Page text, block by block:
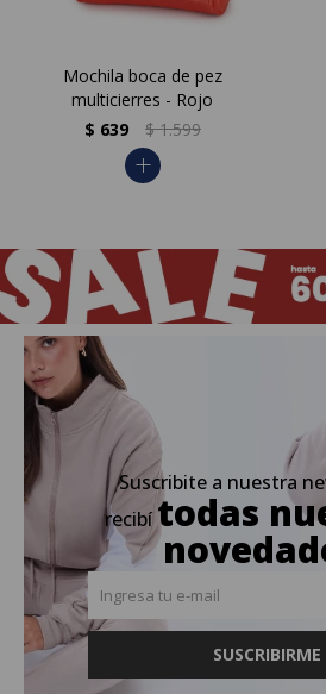
Mochila boca de pez
multicierres - Rojo
$ 639 $ 1.599
add
Suscribite a nuestra
recibí todas
SUSCRIBIRME